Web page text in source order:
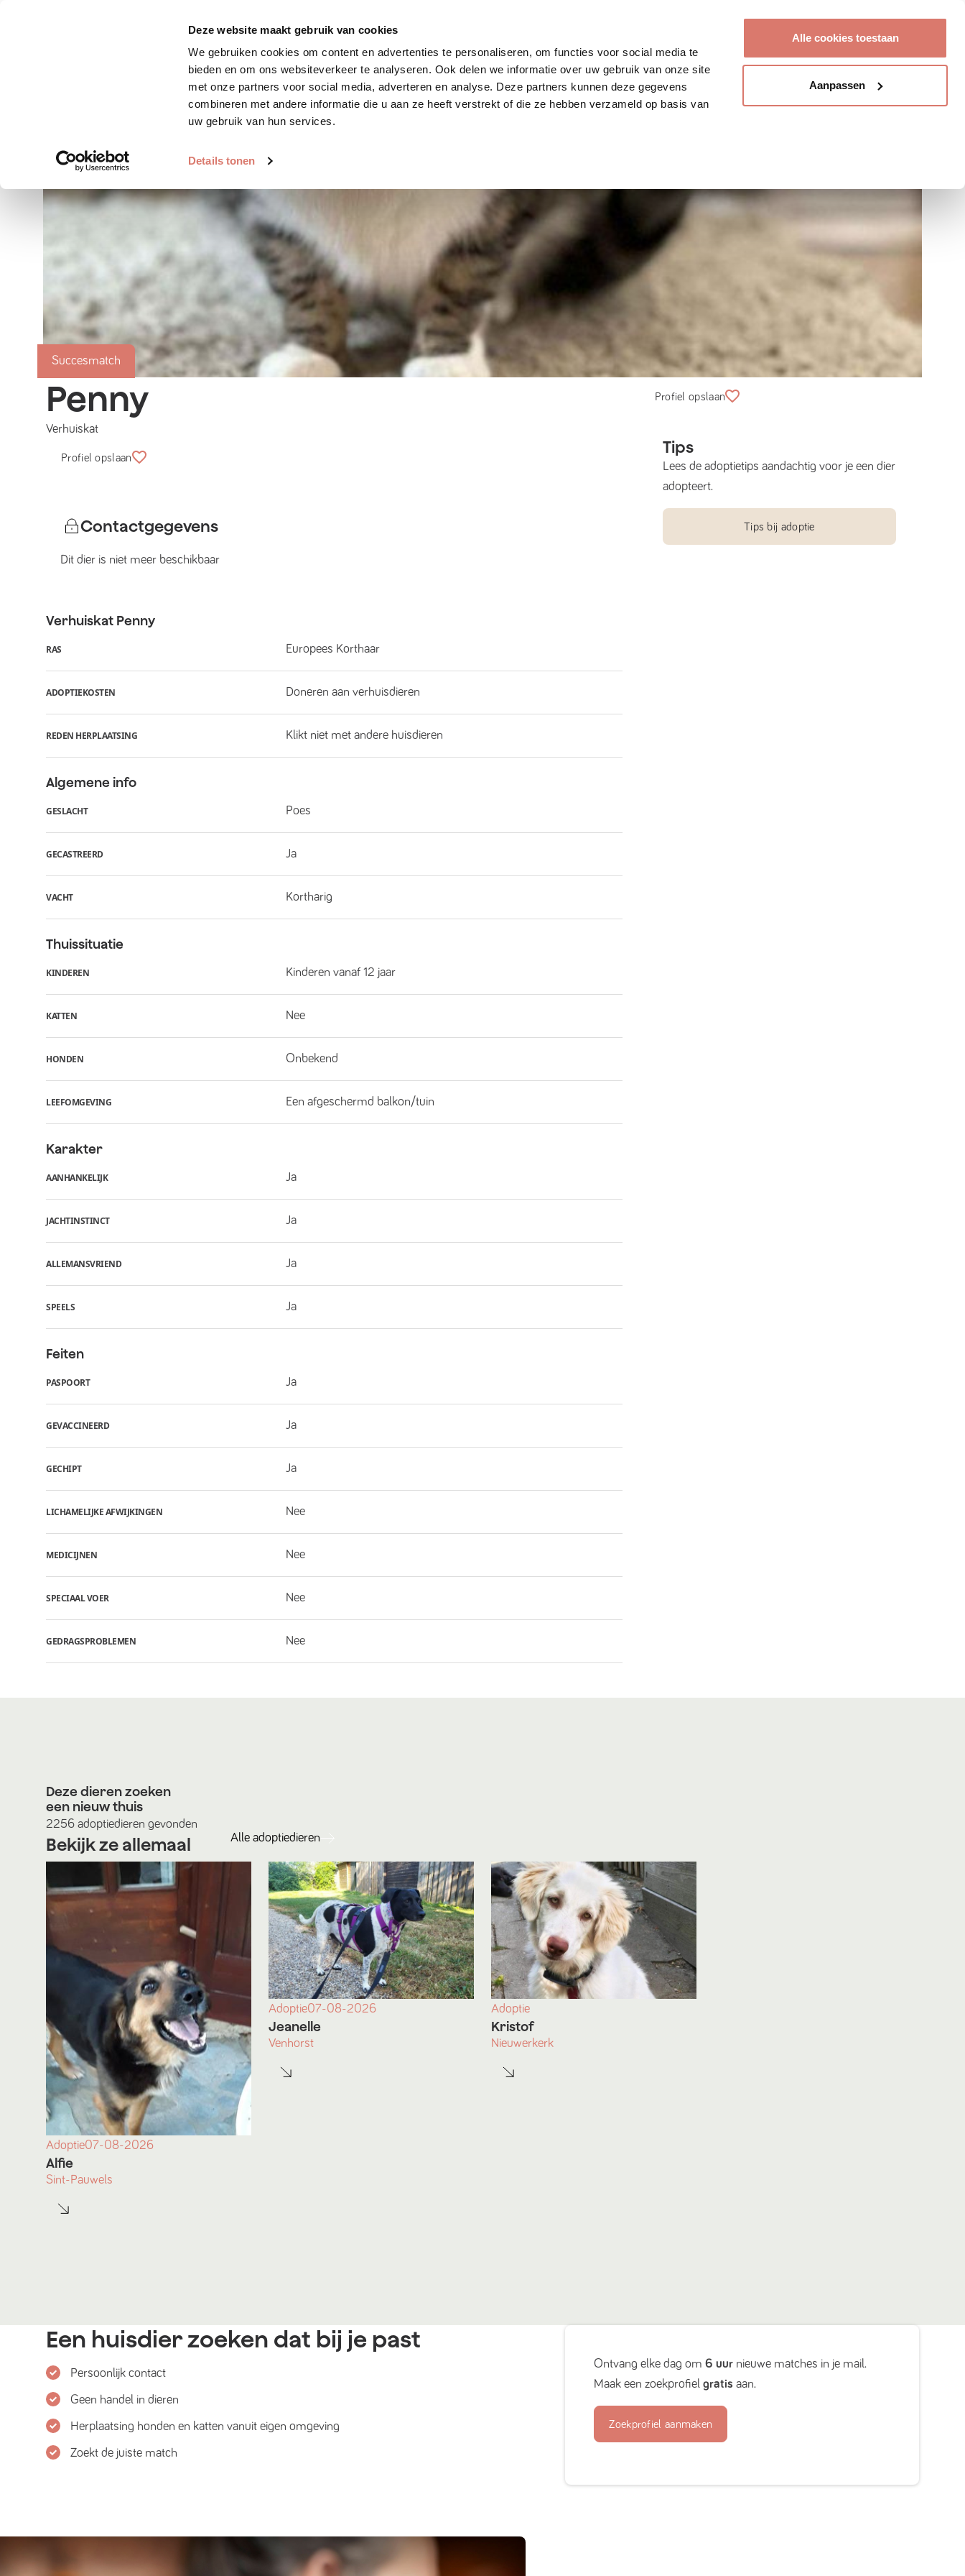
Deze website maakt gebruik van cookies
We gebruiken cookies om content en advertenties te personaliseren, om functies voor social media te
bieden en om ons websiteverkeer te analyseren. Ook delen we informatie over uw gebruik van onze site
met onze partners voor social media, adverteren en analyse. Deze partners kunnen deze gegevens
combineren met andere informatie die u aan ze heeft verstrekt of die ze hebben verzameld op basis van
uw gebruik van hun services.
Details tonen
Alle cookies toestaan
Aanpassen
Zoek huisdier Plaats huisdier Hoe werkt het?
Succesmatch
Penny
Verhuiskat
Profiel opslaan
Contactgegevens
Dit dier is niet meer beschikbaar
Verhuiskat Penny
RAS Europees Korthaar
ADOPTIEKOSTEN Doneren aan verhuisdieren
REDEN HERPLAATSING Klikt niet met andere huisdieren
Algemene info
GESLACHT Poes
GECASTREERD Ja
VACHT Kortharig
Thuissituatie
KINDEREN Kinderen vanaf 12 jaar
KATTEN Nee
HONDEN Onbekend
LEEFOMGEVING Een afgeschermd balkon/tuin
Karakter
AANHANKELIJK Ja
JACHTINSTINCT Ja
ALLEMANSVRIEND Ja
SPEELS Ja
Feiten
PASPOORT Ja
GEVACCINEERD Ja
GECHIPT Ja
LICHAMELIJKE AFWIJKINGEN Nee
MEDICIJNEN Nee
SPECIAAL VOER Nee
GEDRAGSPROBLEMEN Nee
Profiel opslaan
Tips
Lees de adoptietips aandachtig voor je een dier
adopteert.
Tips bij adoptie
Deze dieren zoeken
een nieuw thuis
2256 adoptiedieren gevonden
Bekijk ze allemaal Alle adoptiedieren
Adoptie07-08-2026
Alfie
Sint-Pauwels
Adoptie07-08-2026
Jeanelle
Venhorst
Adoptie
Kristof
Nieuwerkerk
Een huisdier zoeken dat bij je past
Persoonlijk contact
Geen handel in dieren
Herplaatsing honden en katten vanuit eigen omgeving
Zoekt de juiste match
Ontvang elke dag om6 uur nieuwe matches in je mail.
Maak een zoekprofielgratis aan.
Zoekprofiel aanmaken